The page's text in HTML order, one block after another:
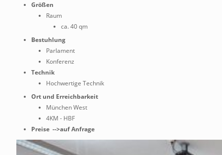
Größen
Raum
ca. 40 qm
Bestuhlung
Parlament
Konferenz
Technik
Hochwertige Technik
Ort und Erreichbarkeit
München West
4KM - HBF
Preise -->auf Anfrage